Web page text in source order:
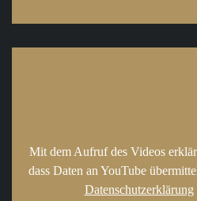
Mit dem Aufruf des Videos
dass Daten an YouTube
Datenschutzerklärung